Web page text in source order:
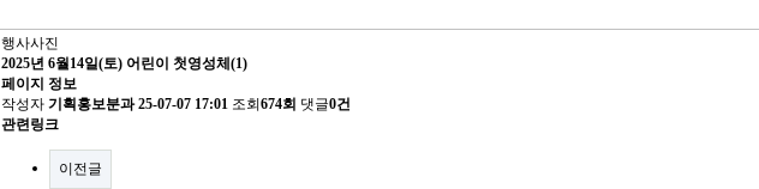
행사사진
2025년 6월14일(토) 어린이 첫영성체(1)
페이지 정보
작성자 기획홍보분과 25-07-07 17:01 조회 674회 댓글0건
관련링크
이전글